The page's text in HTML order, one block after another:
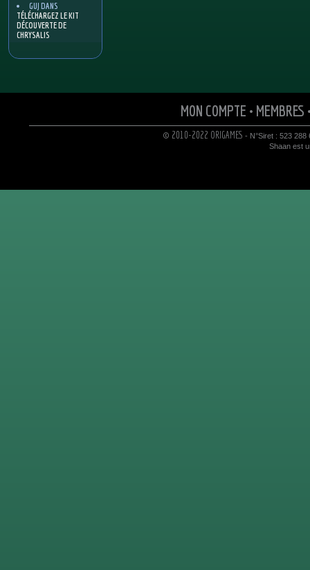
GUJ DANS
TÉLÉCHARGEZ LE KIT
DÉCOUVERTE DE
CHRYSALIS
MON COMPTE • MEMBRES
© 2010-2022 ORIGAMES - N°Siret : 523 288
Shaan est